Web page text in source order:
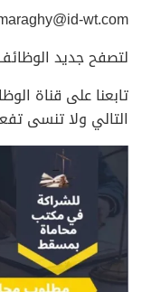
wt.com
لتصفح جديد
تابعنا على قناة
التالي ولا تنسى